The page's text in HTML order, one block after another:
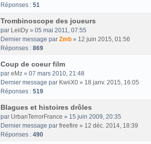
Réponses : 51
Trombinoscope des joueurs
par LeiiDy » 05 mai 2011, 07:55
Dernier message par Zmb » 12 juin 2015, 01:56
Réponses : 869
Coup de coeur film
par eMz » 07 mars 2010, 21:48
Dernier message par KwiiX0 » 18 janv. 2015, 16:05
Réponses : 519
Blagues et histoires drôles
par UrbanTerrorFrance » 15 juin 2009, 20:35
Dernier message par freefire » 12 déc. 2014, 18:39
Réponses : 490